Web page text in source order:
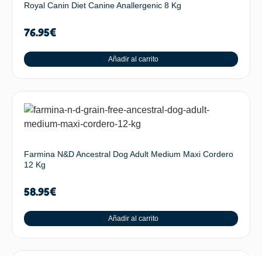
Royal Canin Diet Canine Anallergenic 8 Kg
76.95€
Añadir al carrito
Farmina N&D Ancestral Dog Adult Medium Maxi Cordero
12 Kg
58.95€
Añadir al carrito